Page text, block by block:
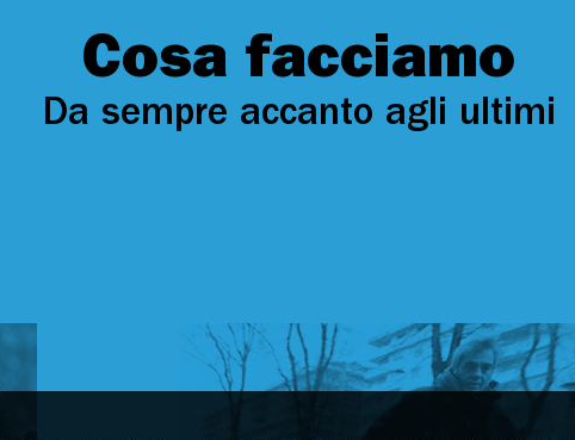
Cosa facciamo
Da sempre accanto agli ultimi